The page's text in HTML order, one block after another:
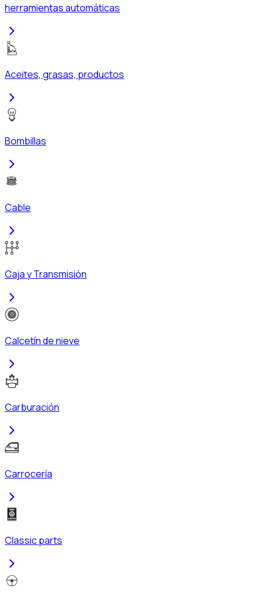
herramientas automáticas
Aceites, grasas, productos
Bombillas
Cable
Caja y Transmisión
Calcetín de nieve
Carburación
Carrocería
Classic parts